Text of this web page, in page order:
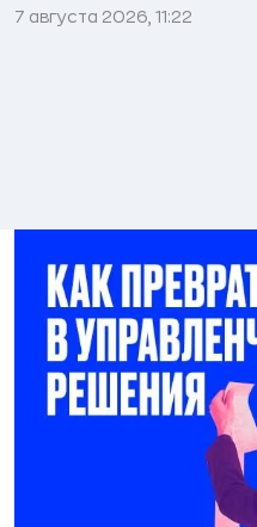
7 августа 2026, 11:22